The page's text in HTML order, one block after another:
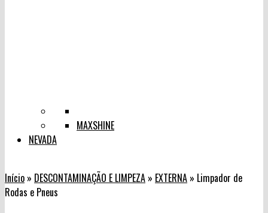
MAXSHINE
NEVADA
Início » DESCONTAMINAÇÃO E LIMPEZA » EXTERNA » Limpador de
Rodas e Pneus